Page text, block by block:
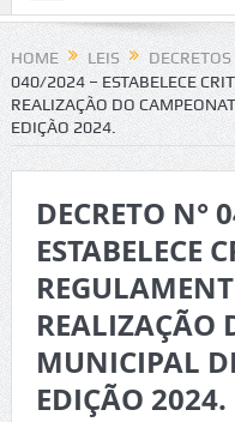
HOME LEIS
040/2024 – ESTABELECE
REALIZAÇÃO DO
EDIÇÃO 2024.
DECRETO N°
ESTABELECE
REALIZAÇÃO
MUNICIPAL
EDIÇÃO 2024.